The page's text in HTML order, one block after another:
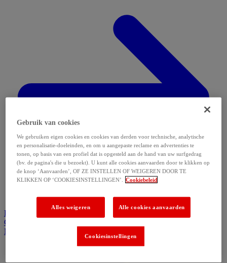
Home Inspiratie
Getuigenissen
Neem contact op
Gebruik van cookies
We gebruiken eigen cookies en cookies van derden voor technische, analytische
en personalisatie-doeleinden, en om u aangepaste reclame en advertenties te
tonen, op basis van een profiel dat is opgesteld aan de hand van uw surfgedrag
(bv. de pagina's die u bezoekt). U kunt alle cookies aanvaarden door te klikken op
de knop ‘Aanvaarden’, OF ZE INSTELLEN OF WEIGEREN DOOR TE
KLIKKEN OP ‘COOKIESINSTELLINGEN’.
Cookiebeleid
Alles weigeren Alle cookies aanvaarden
Cookiesinstellingen